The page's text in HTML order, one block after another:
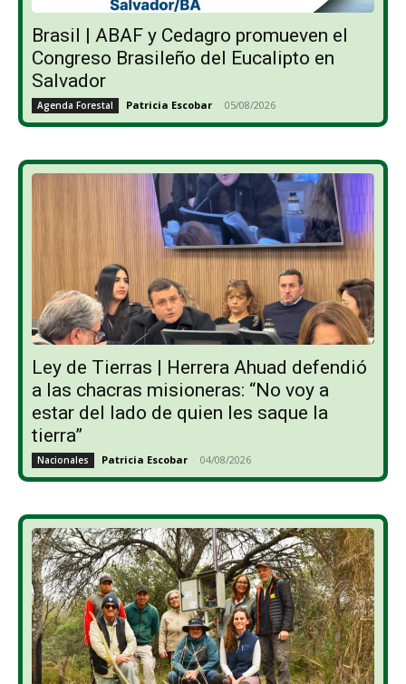
Brasil | ABAF y Cedagro promueven el
Congreso Brasileño del Eucalipto en
Salvador
Agenda Forestal Patricia Escobar - 05/08/2026
Ley de Tierras | Herrera Ahuad defendió
a las chacras misioneras: “No voy a
estar del lado de quien les saque la
tierra”
Nacionales Patricia Escobar - 04/08/2026